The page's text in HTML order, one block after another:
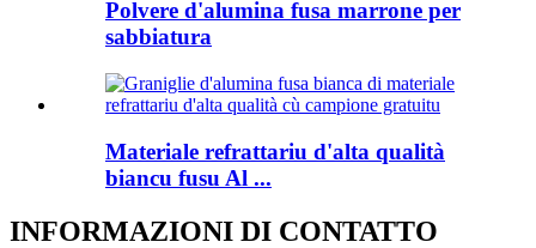
Polvere d'alumina fusa marrone per
sabbiatura
Materiale refrattariu d'alta qualità
biancu fusu Al ...
INFORMAZIONI DI CONTATTO